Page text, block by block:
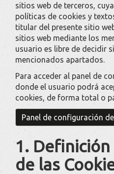
sitios web de terceros,
políticas de cookies y
titular del presente sitio
sitios web mediante los
usuario es libre de decidir
mencionados apartados.
Para acceder al panel de
donde el usuario podrá
cookies, de forma total o
Panel de configuración
1.
de las